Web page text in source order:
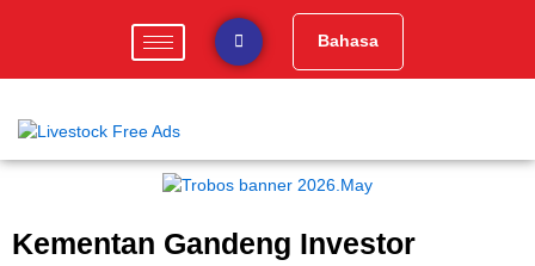
Bahasa
Kementan Gandeng Investor